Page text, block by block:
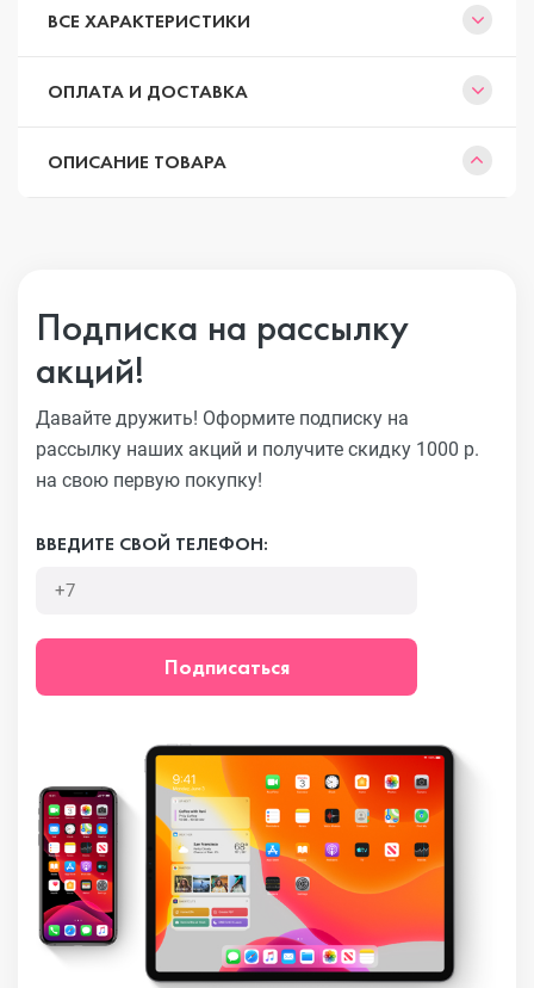
ВСЕ ХАРАКТЕРИСТИКИ
ОПЛАТА И ДОСТАВКА
ОПИСАНИЕ ТОВАРА
Подписка на рассылку
акций!
Давайте дружить! Оформите подписку на
рассылку наших акций и получите скидку 1000 р.
на свою первую покупку!
ВВЕДИТЕ СВОЙ ТЕЛЕФОН:
Подписаться